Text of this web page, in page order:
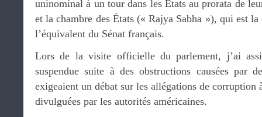
uninominal à un tour dans les États au prorata de
et la chambre des États (« Rajya Sabha »), qui est
l’équivalent du Sénat français.
Lors de la visite officielle du parlement, j’ai
suspendue suite à des obstructions causées par
exigeaient un débat sur les allégations de corruption
divulguées par les autorités américaines.